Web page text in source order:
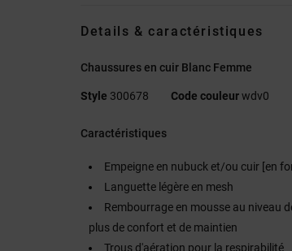
Details & caractéristiques
Chaussures en cuir Blanc Femme
Style 300678 Code couleurwdv0
Caractéristiques
Empeigne en nubuck et/ou cuir [en
Languette légère en mesh
Rembourrage en mousse au niveau
plus de confort et de maintien
Trous d'aération pour la respirabilité